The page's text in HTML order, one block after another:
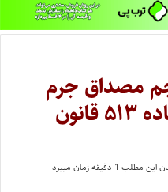
مصداق جرم
توهین به مقدسات ماده ۵۱۳ قانون
مطلب 1 دقیقه زمان میبرد